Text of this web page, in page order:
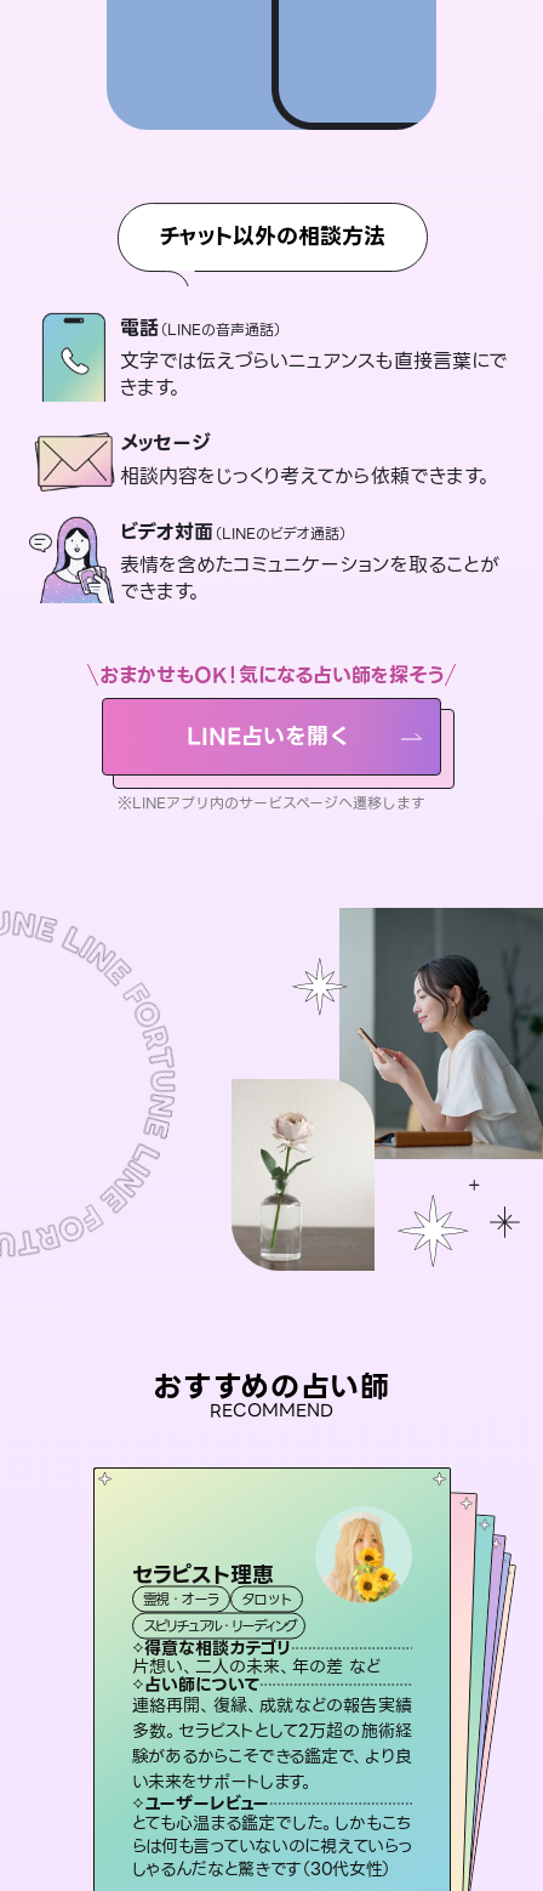
チャット以外の相談方法
電話（LINEの音声通話）
文字では伝えづらいニュアンスも直接言葉にで
きます。
メッセージ
相談内容をじっくり考えてから依頼できます。
ビデオ対面（LINEのビデオ通話）
表情を含めたコミュニケーションを取ることが
できます。
おまかせもOK！気になる占い師を探そう
LINE占いを開く
※LINEアプリ内のサービスページへ遷移します
おすすめの占い師
RECOMMEND
セラピスト理恵
霊視・オーラ
タロット
スピリチュアル・リーディング
得意な相談カテゴリ
片想い、二人の未来、年の差 など
占い師について
連絡再開、復縁、成就などの報告実績
多数。セラピストとして2万超の施術経
験があるからこそできる鑑定で、より良
い未来をサポートします。
ユーザーレビュー
とても心温まる鑑定でした。しかもこち
らは何も言っていないのに視えていらっ
しゃるんだなと驚きです（30代女性）
桃源珠羽（とうげんみう）
霊視・オーラ タロット
スピリチュアル・リーディング
得意な相談カテゴリ
片想い、あの人の気持ち、復縁 など
占い師について
恋愛のお悩みの中でも特に「曖昧な関
係」の相談を得意としており、友達以上
恋人未満なお相手との今後や本音を丁
寧に読み解き恋愛成就へと導きます。
ユーザーレビュー
鑑定していただいてアドバイス通りに行
動すると仲が復活してきました。ありが
とうございました（40代 女性）
彗望（すいぼう
霊視・オーラ
スピリチュアル・リーディング
得意な相談カテゴリ
片想い、あの人の気持ち、復縁 など
占い師について
3,700年以上の歴史を持つ東洋最古の
占術「易占」で詳細まで占い、幸せへ向
かう道筋を示します。厳しい結果にも具
体的な対策をお伝えします。
ユーザーレビュー
複雑な背景もしっかり聞いて鑑定して
いただけました。気持ちが楽になりまし
た（50代 女性）
アイリス -iris-
西洋占星術
ルーン
得意な相談カテゴリ
恋愛総合、片想い、二人の未来 など
占い師について
復縁、恋愛、不倫の行方、同性愛や片思い、仕事関係や借金問題まで知りたいことや心の負担になっていることを紐解き、背中をそっと押して導きます。
ユーザーレビュー
安心感のあり、言い切ってくれる所や濁
さない鑑定のおかげで、毎回自分の気
持ちを整えられます（30代 男性）
未来視師＊花
霊視・オーラ
スピリチュアル・リーディング
得意な相談カテゴリ
出逢い、片想い、復縁 など
占い師について
未来には何パターンもの選択肢があり
ます。不安で視えにくくなっているあな
たの素敵な未来を見つけ、その未来を
選択できるようアドバイスします。
ユーザーレビュー
職場の人の性質や人間関係、本心など
本当によく視えていてびっくり。対策が
打てて前向きになれます（40代）
おう 霊感オラクル
霊視・オーラ
オラクルカード
得意な相談カテゴリ
恋愛総合、あの人の気持ち など
占い師について
霊視×オラクルカードを使って「今」と
「未来」そして「気になるあの人の気持
ち」まで丁寧に読み解き、恋や人生のヒ
ントを優しく引き出します。
ユーザーレビュー
不安な気持ちが嘘みたいに晴れまし
た…！よく視えていらっしゃるんだなと
感じました（40代 女性）